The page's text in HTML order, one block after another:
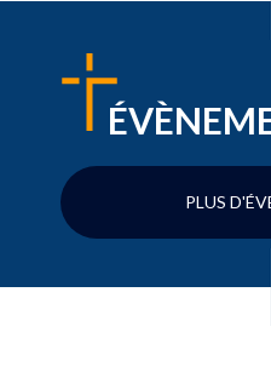
PLUS